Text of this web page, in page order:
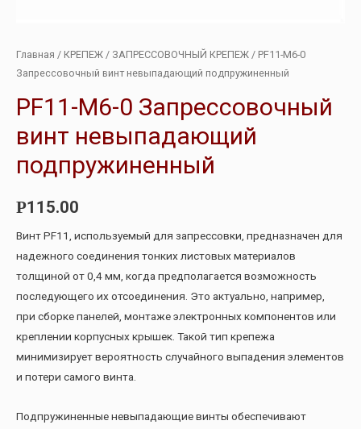
Главная / КРЕПЕЖ / ЗАПРЕССОВОЧНЫЙ КРЕПЕЖ / PF11-M6-0
Запрессовочный винт невыпадающий подпружиненный
PF11-M6-0 Запрессовочный
винт невыпадающий
подпружиненный
Р115.00
Винт PF11, используемый для запрессовки, предназначен для
надежного соединения тонких листовых материалов
толщиной от 0,4 мм, когда предполагается возможность
последующего их отсоединения. Это актуально, например,
при сборке панелей, монтаже электронных компонентов или
креплении корпусных крышек. Такой тип крепежа
минимизирует вероятность случайного выпадения элементов
и потери самого винта.
Подпружиненные невыпадающие винты обеспечивают